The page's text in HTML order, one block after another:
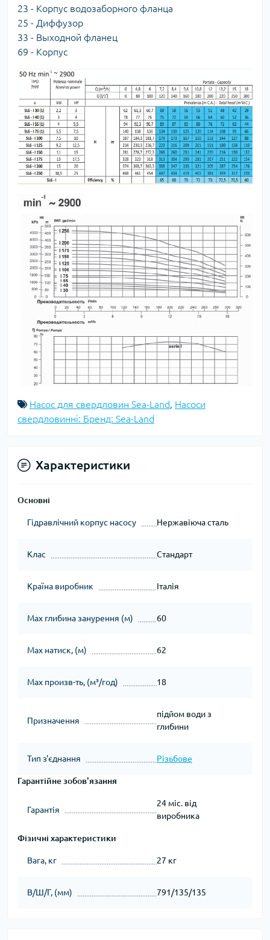
23 - Корпус водозаборного фланца
25 - Диффузор
33 - Выходной фланец
69 - Корпуc
Насос для свердловин Sea-Land, Насоси
свердловинні: Бренд: Sea-Land
Характеристики
Основні
Гідравлічний корпус насосу Нержавіюча сталь
Клас Стандарт
Країна виробник Італія
Мах глибина занурення (м) 60
Мах натиск, (м) 62
Мах произв-ть, (м³/год) 18
Призначення
підйом води з
глибини
Тип з'єднання Різьбове
Гарантійне зобов'язання
Гарантія
24 міс. від
виробника
Фізичні характеристики
Вага, кг 27 кг
В/Ш/Г, (мм) 791/135/135